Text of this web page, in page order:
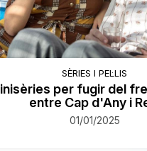
SÈRIES I PEL·LIS
per fugir del
entre Cap d'Any i
01/01/2025